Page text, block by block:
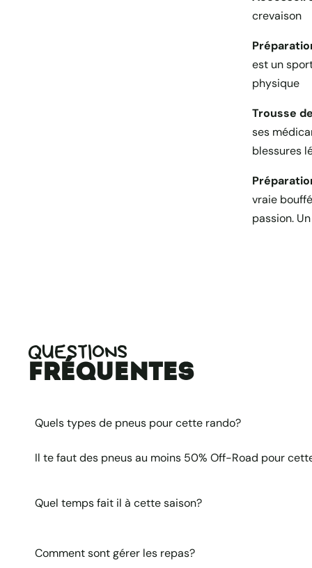
crevaison
est un
physique
Trousse
ses
blessures
vraie
passion.
QUESTIONS
fréquentes
Quels types de pneus pour cette rando?
Il te faut des pneus au moins 50% Off-Road pour
Quel temps fait il à cette saison?
Comment sont gérer les repas?